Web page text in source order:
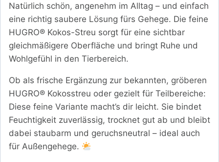
Natürlich schön, angenehm im Alltag – und einfach
eine richtig saubere Lösung fürs Gehege. Die feine
HUGRO® Kokos-Streu sorgt für eine sichtbar
gleichmäßigere Oberfläche und bringt Ruhe und
Wohlgefühl in den Tierbereich.
Ob als frische Ergänzung zur bekannten, gröberen
HUGRO® Kokosstreu oder gezielt für Teilbereiche:
Diese feine Variante macht’s dir leicht. Sie bindet
Feuchtigkeit zuverlässig, trocknet gut ab und bleibt
dabei staubarm und geruchsneutral – ideal auch
für Außengehege.